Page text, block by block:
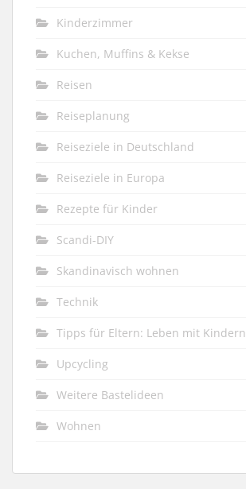
Kinderzimmer
Kuchen, Muffins & Kekse
Reisen
Reiseplanung
Reiseziele in Deutschland
Reiseziele in Europa
Rezepte für Kinder
Scandi-DIY
Skandinavisch wohnen
Technik
Tipps für Eltern: Leben mit Kindern
Upcycling
Weitere Bastelideen
Wohnen